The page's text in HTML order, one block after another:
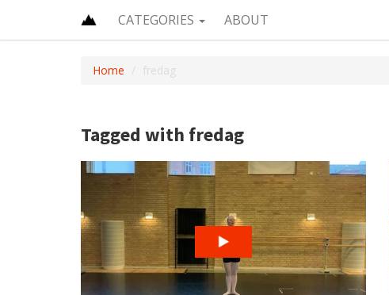
CATEGORIES ABOUT
Home fredag
Tagged with fredag